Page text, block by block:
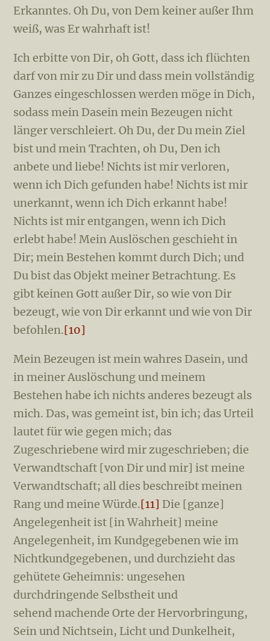
Erkanntes. Oh Du, von Dem keiner außer Ihm
weiß, was Er wahrhaft ist!
Ich erbitte von Dir, oh Gott, dass ich flüchten
darf von mir zu Dir und dass mein vollständig
Ganzes eingeschlossen werden möge in Dich,
sodass mein Dasein mein Be­zeu­gen nicht
länger verschleiert. Oh Du, der Du mein Ziel
bist und mein Trachten, oh Du, Den ich
anbete und liebe! Nichts ist mir verloren,
wenn ich Dich gefunden habe! Nichts ist mir
unerkannt, wenn ich Dich erkannt habe!
Nichts ist mir entgangen, wenn ich Dich
erlebt habe! Mein Auslöschen geschieht in
Dir; mein Bestehen kommt durch Dich; und
Du bist das Objekt meiner Betrachtung. Es
gibt keinen Gott außer Dir, so wie von Dir
bezeugt, wie von Dir erkannt und wie von Dir
befohlen.[10]
Mein Bezeugen ist mein wahres Dasein, und
in meiner Auslöschung und meinem
Bestehen habe ich nichts anderes bezeugt als
mich. Das, was gemeint ist, bin ich; das Urteil
lautet für wie gegen mich; das
Zugeschriebene wird mir zugeschrieben; die
Verwandtschaft [von Dir und mir] ist meine
Verwandtschaft; all dies beschreibt meinen
Rang und meine Würde.[11] Die [ganze]
Angelegenheit ist [in Wahrheit] meine
Angelegenheit, im Kundgegebenen wie im
Nichtkundgegebenen, und durchzieht das
gehütete Geheimnis: ungesehen
durchdringende Selbstheit und
sehend machende Orte der Hervorbringung,
Sein und Nicht­sein, Licht und Dunkelheit,